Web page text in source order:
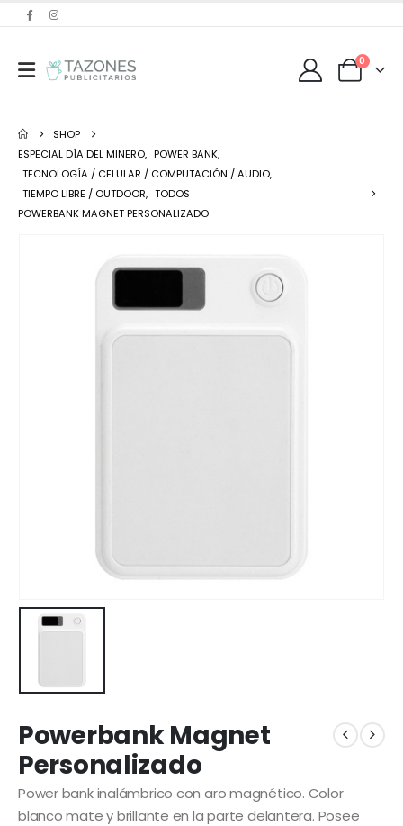
0
SHOP
ESPECIAL DÍA DEL MINERO, POWER BANK,
TECNOLOGÍA / CELULAR / COMPUTACIÓN / AUDIO,
TIEMPO LIBRE / OUTDOOR, TODOS
POWERBANK MAGNET PERSONALIZADO
Powerbank Magnet
Personalizado
Power bank inalámbrico con aro magnético. Color
blanco mate y brillante en la parte delantera. Posee